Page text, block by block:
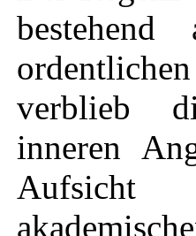
bestehend
verblieb
inneren